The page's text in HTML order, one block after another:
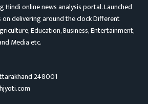
Hindi online news analysis portal. Launched
on delivering around the clock Different
Education, Business, Entertainment,
Media etc.
248001